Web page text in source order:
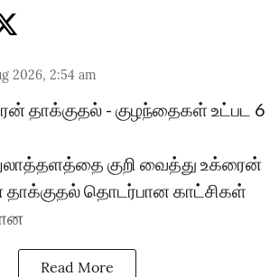
2026, 2:54 am
தாக்குதல் - குழந்தைகள் உட்பட 6
குறி வைத்து உக்ரைன்
தொடர்பான காட்சிகள்
Read More